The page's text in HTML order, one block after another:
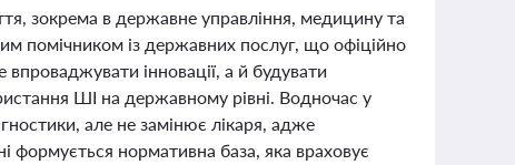
зокрема в державне управління, медицину та
помічником із державних послуг, що офіційно
інновації, а й будувати
ШІ на державному рівні. Водночас у
але не замінює лікаря, адже
формується нормативна база, яка враховує